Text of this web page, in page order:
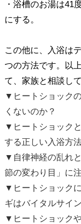
・浴槽のお湯は41
にする。
この他に、入浴は
つの方法です。以
て、家族と相談し
▼ヒートショック
くないのか？
▼ヒートショック
する正しい入浴方
▼自律神経の乱れ
節の変わり目」に
▼ヒートショック
ギはバイタルサイン
▼ヒートショック